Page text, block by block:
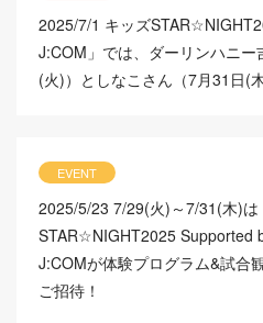
2025/7/1 キッズ
J:COM」では、ダーリンハニー
(火)）としなこさん（7月31日(
EVENT
2025/5/23 7/29(火)～7/31(木)は
STAR☆NIGHT2025 Supported
J:COMが体験プログラム&試合
ご招待！